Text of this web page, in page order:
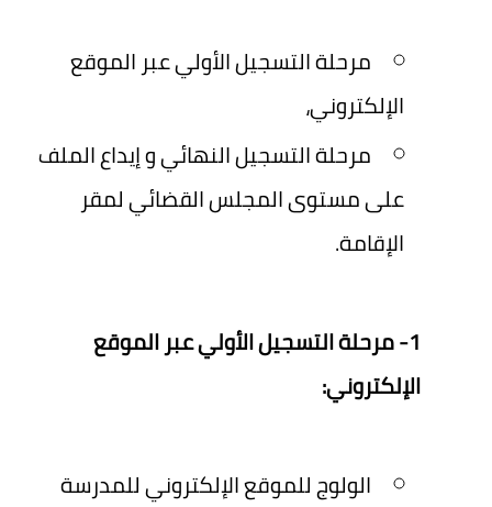
مرحلة التسجيل الأولي عبر الموقع
الإلكتروني،
مرحلة التسجيل النهائي و إيداع الملف
على مستوى المجلس القضائي لمقر
الإقامة.
1- مرحلة التسجيل الأولي عبر الموقع
الإلكتروني:
الولوج للموقع الإلكتروني للمدرسة